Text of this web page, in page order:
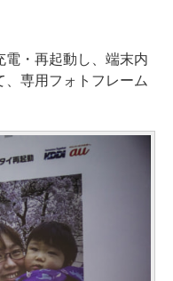
・再起動し、端末内
専用フォトフレーム